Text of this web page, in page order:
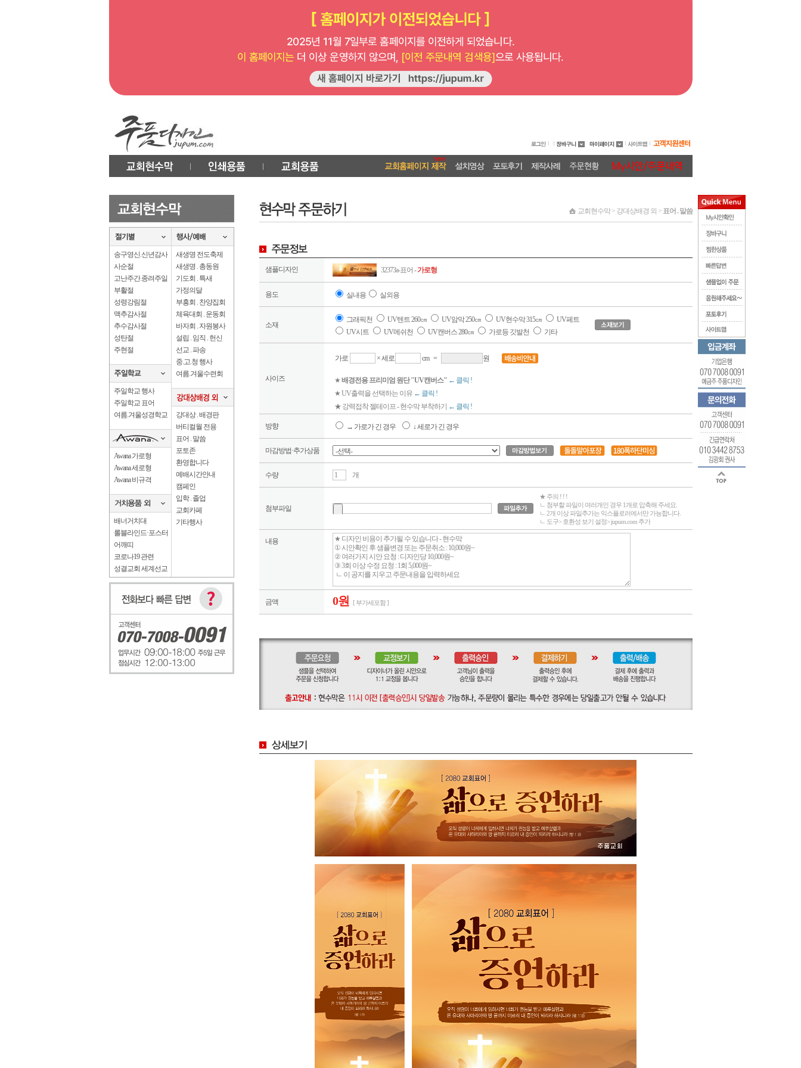
송구영신.신년감사
사순절
고난주간.종려주일
부활절
성령강림절
맥추감사절
추수감사절
성탄절
주현절
주일학교 행사
주일학교 표어
여름.겨울성경학교
Awana 가로형
Awana 세로형
Awana 비규격
배너거치대
롤블라인드·포스터
어깨띠
코로나19 관련
성결교회 세계선교
새생명 전도축제
새생명 . 총동원
기도회 . 특새
가정의달
부흥회 . 찬양집회
체육대회 . 운동회
바자회 . 자원봉사
설립 . 임직 . 헌신
선교 . 파송
중.고.청 행사
여름.겨울수련회
강대상 . 배경판
버티컬월 전용
표어 . 말씀
포토존
환영합니다
예배시간안내
캠페인
입학 . 졸업
교회카페
기타행사
교회현수막 > 강대상배경 외 > 표어 . 말씀
샘플디자인 32373a-표어 -가로형
용도 실내용 실외용
소재
그래픽천 UV텐트 260㎝ UV암막 250㎝ UV현수막 315㎝
UV페트
UV시트
UV메쉬천 UV캔버스 280㎝ 가로등 깃발천 기타
사이즈
가로 × 세로 cm = 원
★배경전용 프리미엄 원단 "UV캔버스" ← 클릭 !
★ UV출력을 선택하는 이유 ← 클릭 !
★ 강력접착 젤테이프 - 현수막 부착하기 ← 클릭 !
방향 → 가로가 긴 경우 ↓ 세로가 긴 경우
마감방법·추가상품
수량 개
첨부파일
★ 주의 ! ! !
ㄴ 첨부할 파일이 여러개인 경우 1개로 압축해 주세요.
ㄴ 2개 이상 파일추가는 익스플로러에서만 가능합니다.
ㄴ 도구> 호환성 보기 설정> jupum.com 추가
내용
금액 0원 [ 부가세포함 ]